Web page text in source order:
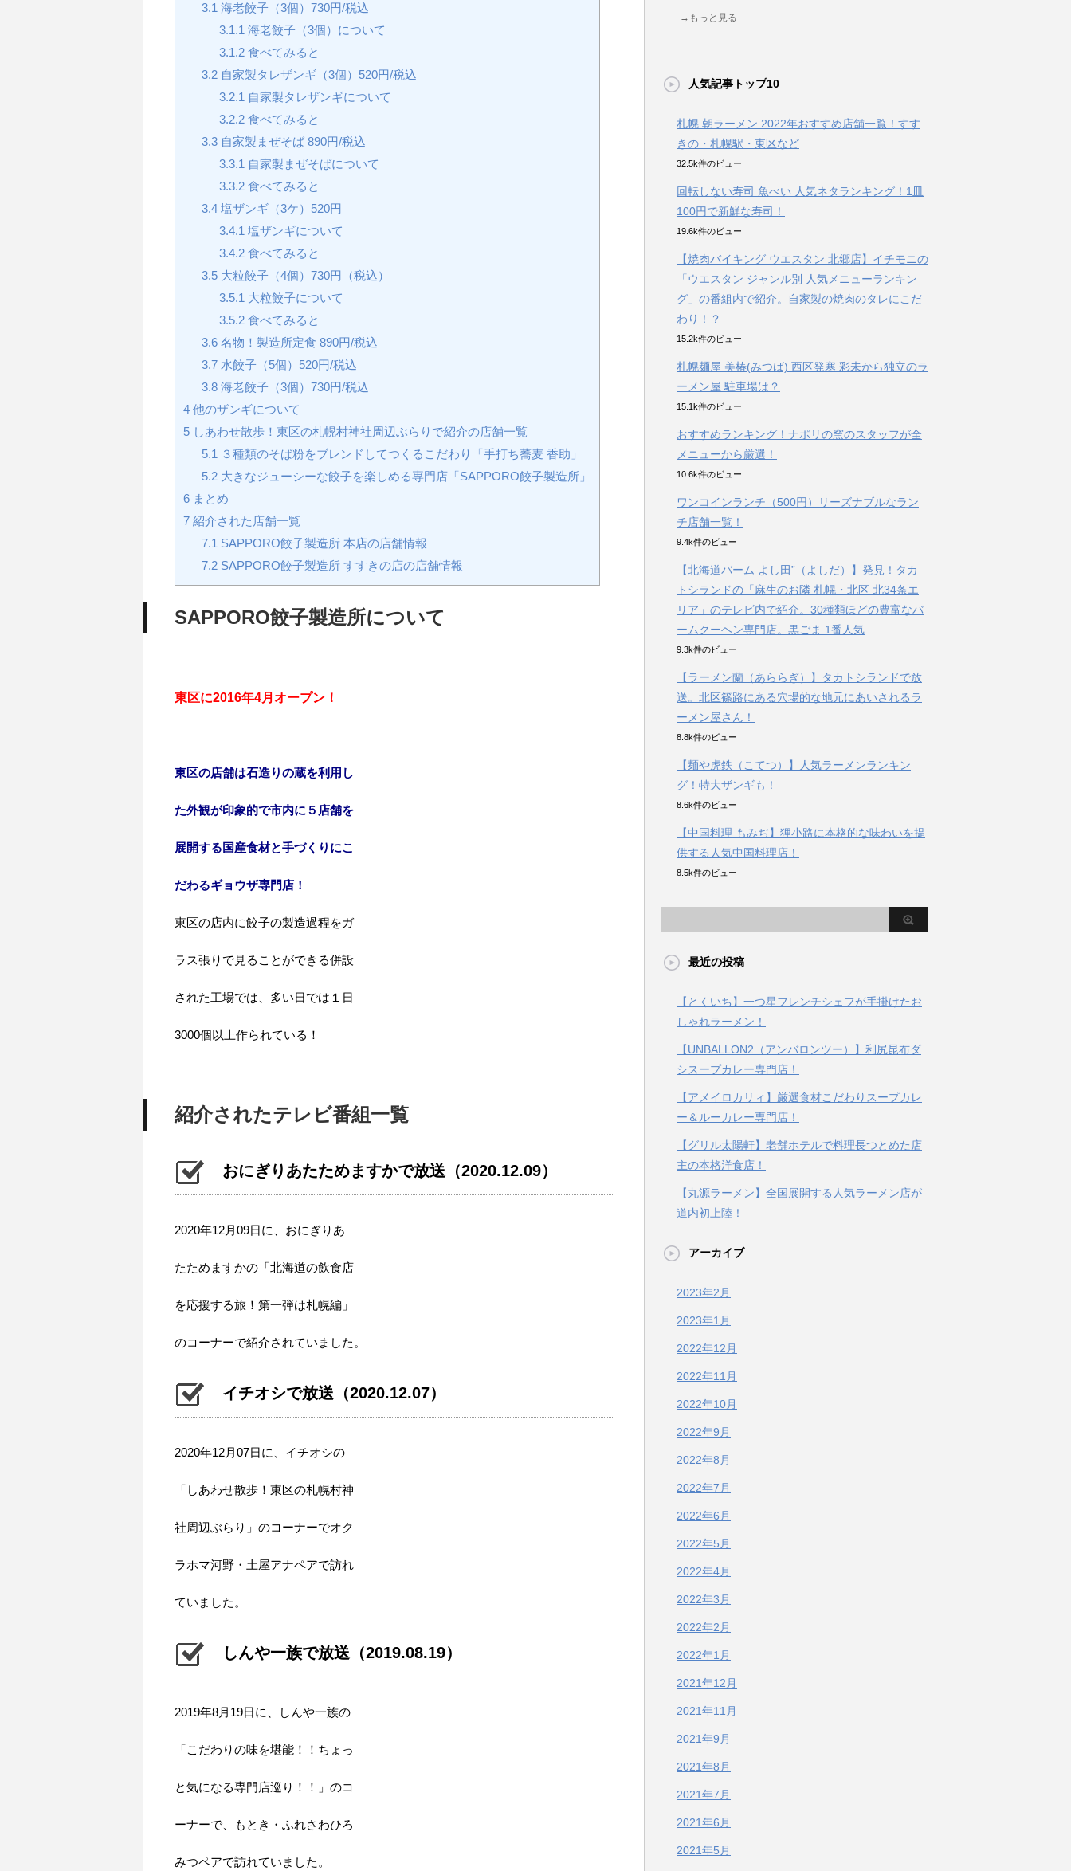
3.1 海老餃子（3個）730円/税込
3.1.1 海老餃子（3個）について
3.1.2 食べてみると
3.2自家製タレザンギ（3個）520円/税込
3.2.1 自家製タレザンギについて
3.2.2 食べてみると
3.3自家製まぜそば 890円/税込
3.3.1 自家製まぜそばについて
3.3.2 食べてみると
3.4塩ザンギ（3ケ）520円
3.4.1 塩ザンギについて
3.4.2 食べてみると
3.5大粒餃子（4個）730円（税込）
3.5.1 大粒餃子について
3.5.2 食べてみると
3.6名物！製造所定食 890円/税込
3.7水餃子（5個）520円/税込
3.8海老餃子（3個）730円/税込
4 他のザンギについて
5 しあわせ散歩！東区の札幌村神社周辺ぶらりで紹介の店舗一覧
5.1 ３種類のそば粉をブレンドしてつくるこだわり「手打ち蕎麦 香助」
5.2大きなジューシーな餃子を楽しめる専門店「SAPPORO餃子製造所」
6 まとめ
7 紹介された店舗一覧
7.1 SAPPORO餃子製造所 本店の店舗情報
7.2SAPPORO餃子製造所 すすきの店の店舗情報
SAPPORO餃子製造所について
東区に2016年4月オープン！
東区の店舗は石造りの蔵を利用し
た外観が印象的で市内に５店舗を
展開する国産食材と手づくりにこ
だわるギョウザ専門店！
東区の店内に餃子の製造過程をガ
ラス張りで見ることができる併設
された工場では、多い日では１日
3000個以上作られている！
紹介されたテレビ番組一覧
おにぎりあたためますかで放送（2020.12.09）
2020年12月09日に、おにぎりあ
たためますかの「北海道の飲食店
を応援する旅！第一弾は札幌編」
のコーナーで紹介されていました。
イチオシで放送（2020.12.07）
2020年12月07日に、イチオシの
「しあわせ散歩！東区の札幌村神
社周辺ぶらり」のコーナーでオク
ラホマ河野・土屋アナペアで訪れ
ていました。
しんや一族で放送（2019.08.19）
2019年8月19日に、しんや一族の
「こだわりの味を堪能！！ちょっ
と気になる専門店巡り！！」のコ
ーナーで、もとき・ふれさわひろ
みつペアで訪れていました。
→もっと見る
人気記事トップ10
札幌 朝ラーメン 2022年おすすめ店舗一覧！すす
きの・札幌駅・東区など
32.5k件のビュー
回転しない寿司 魚べい 人気ネタランキング！1皿
100円で新鮮な寿司！
19.6k件のビュー
【焼肉バイキング ウエスタン 北郷店】イチモニの
「ウエスタン ジャンル別 人気メニューランキン
グ」の番組内で紹介。自家製の焼肉のタレにこだ
わり！？
15.2k件のビュー
札幌麺屋 美椿(みつば) 西区発寒 彩未から独立のラ
ーメン屋 駐車場は？
15.1k件のビュー
おすすめランキング！ナポリの窯のスタッフが全
メニューから厳選！
10.6k件のビュー
ワンコインランチ（500円）リーズナブルなラン
チ店舗一覧！
9.4k件のビュー
【北海道バーム よし田”（よしだ）】発見！タカ
トシランドの「麻生のお隣 札幌・北区 北34条エ
リア」のテレビ内で紹介。30種類ほどの豊富なバ
ームクーヘン専門店。黒ごま 1番人気
9.3k件のビュー
【ラーメン蘭（あららぎ）】タカトシランドで放
送。北区篠路にある穴場的な地元にあいされるラ
ーメン屋さん！
8.8k件のビュー
【麺や虎鉄（こてつ）】人気ラーメンランキン
グ！特大ザンギも！
8.6k件のビュー
【中国料理 もみぢ】狸小路に本格的な味わいを提
供する人気中国料理店！
8.5k件のビュー
最近の投稿
【とくいち】一つ星フレンチシェフが手掛けたお
しゃれラーメン！
【UNBALLON2（アンバロンツー）】利尻昆布ダ
シスープカレー専門店！
【アメイロカリィ】厳選食材こだわりスープカレ
ー＆ルーカレー専門店！
【グリル太陽軒】老舗ホテルで料理長つとめた店
主の本格洋食店！
【丸源ラーメン】全国展開する人気ラーメン店が
道内初上陸！
アーカイブ
2023年2月
2023年1月
2022年12月
2022年11月
2022年10月
2022年9月
2022年8月
2022年7月
2022年6月
2022年5月
2022年4月
2022年3月
2022年2月
2022年1月
2021年12月
2021年11月
2021年9月
2021年8月
2021年7月
2021年6月
2021年5月